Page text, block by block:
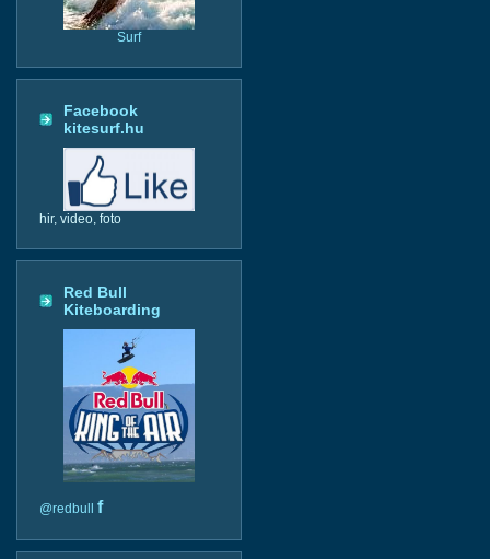
Surf
Facebook
kitesurf.hu
hir, video, foto
Red Bull
Kiteboarding
@redbull f